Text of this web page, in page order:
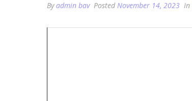
Byadmin bav Posted November 14, 2023 In